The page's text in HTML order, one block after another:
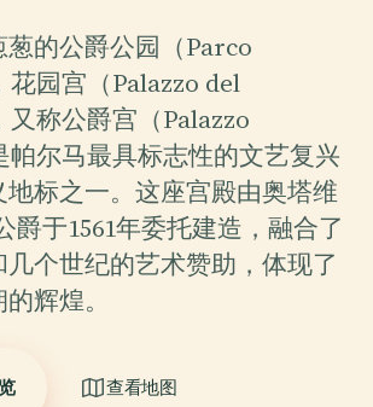
的公爵公园（Parco
花园宫（Palazzo del
称公爵宫（Palazzo
帕尔马最具标志性的文艺复兴
标之一。这座宫殿由奥塔维
爵于1561年委托建造，融合了
个世纪的艺术赞助，体现了
辉煌。
查看地图